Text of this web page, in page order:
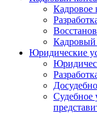
Кадровое
Кадровый
Юридические
Судебное